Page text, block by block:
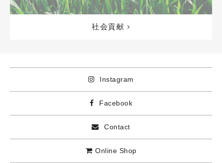
社会貢献
Instagram
Facebook
Contact
Online Shop